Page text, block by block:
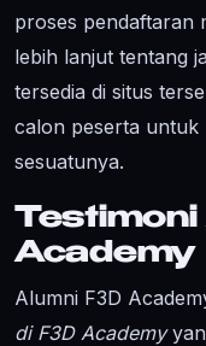
proses pendaftaran
lebih lanjut tentang
tersedia di situs
calon peserta untuk
sesuatunya.
Testimoni
Academy
Alumni F3D
di F3D Academy